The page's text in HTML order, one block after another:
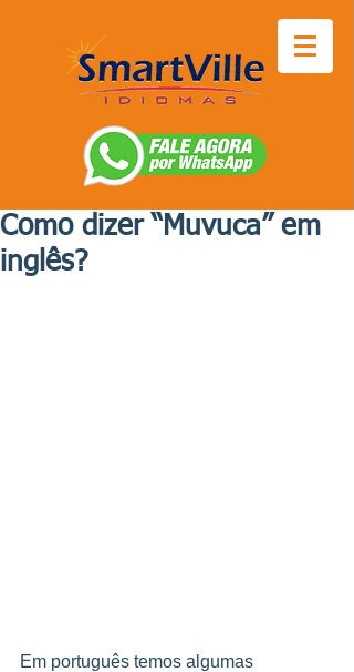
Como dizer “Muvuca” em
inglês?
Em português temos algumas